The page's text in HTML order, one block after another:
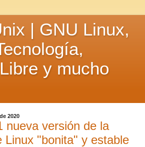
| GNU Linux,
y mucho
2020
nueva versión de la
Linux "bonita" y estable